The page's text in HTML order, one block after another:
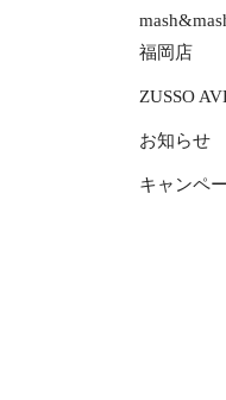
福岡店
ZUSSO
お知らせ
キャンペ